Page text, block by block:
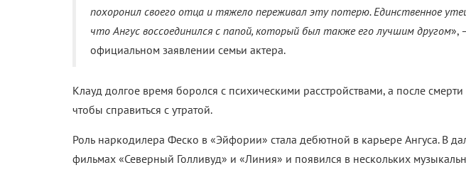
похоронил своего отца и тяжело переживал эту потерю. Единственное
что Ангус воссоединился с папой, который был также его лучшим другом»,
официальном заявлении семьи актера.
Клауд долгое время боролся с психическими расстройствами, а после
чтобы справиться с утратой.
Роль наркодилера Феско в «Эйфории» стала дебютной в карьере Ангуса. В
фильмах «Северный Голливуд» и «Линия» и появился в нескольких